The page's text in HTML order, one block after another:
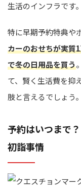
生活のインフラです。
特に早期予約特典や
カーのおせちが実質
で冬の日用品を買う
て、賢く生活費を抑
肢と言えるでしょう。
予約はいつまで
初詣事情